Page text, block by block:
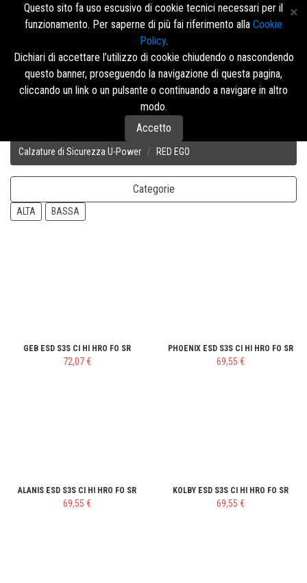
Menù
Calzature di Sicurezza U-Power RED EGO
Categorie
ALTA BASSA
GEB ESD S3S CI HI HRO FO SR
72,07 €
PHOENIX ESD S3S CI HI HRO FO SR
69,55 €
ALANIS ESD S3S CI HI HRO FO SR
69,55 €
KOLBY ESD S3S CI HI HRO FO SR
69,55 €
Questo sito fa uso escusivo di cookie tecnici necessari per il
funzionamento. Per saperne di più fai riferimento alla Cookie
Policy.
Dichiari di accettare l’utilizzo di cookie chiudendo o nascondendo
questo banner, proseguendo la navigazione di questa pagina,
cliccando un link o un pulsante o continuando a navigare in altro
modo.
Accetto